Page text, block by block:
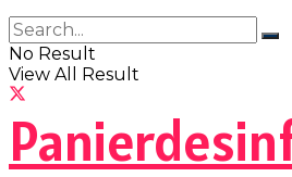
No Result
View All Result